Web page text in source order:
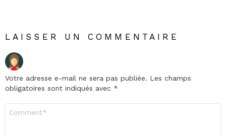
LAISSER UN COMMENTAIRE
Votre adresse e-mail ne sera pas publiée. Les champs
obligatoires sont indiqués avec *